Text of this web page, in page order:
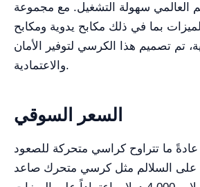
العالمي سهولة التشغيل. مع مجموعة
بما في ذلك مكابح يدوية ومكابح
تم تصميم هذا الكرسي لتوفير الأمان
والاعتمادية.
السعر السوقي
ما تتراوح كراسي متحركة للصعود
على السلالم مثل كرسي متحرك صاعد YR05447 بين